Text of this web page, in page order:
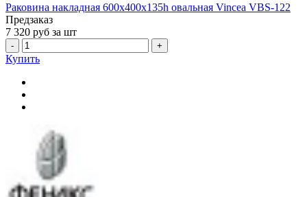
Раковина накладная 600x400x135h овальная Vincea VBS-122
Предзаказ
7 320 руб за шт
- +
Купить